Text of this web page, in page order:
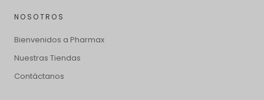
NOSOTROS
Bienvenidos a Pharmax
Nuestras Tiendas
Contáctanos